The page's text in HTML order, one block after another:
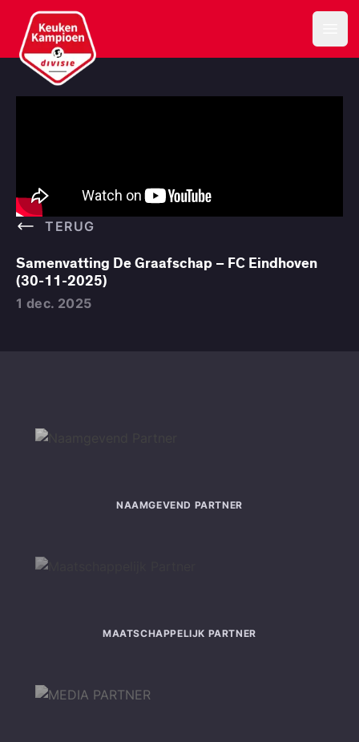
Keuken Kampioen Divisie
TERUG
Samenvatting De Graafschap – FC Eindhoven
(30-11-2025)
1 dec. 2025
NAAMGEVEND PARTNER
MAATSCHAPPELIJK PARTNER